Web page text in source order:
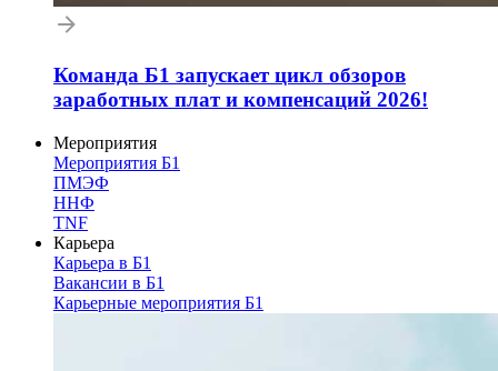
Команда Б1 запускает цикл обзоров
заработных плат и компенсаций 2026!
Мероприятия
Мероприятия Б1
ПМЭФ
ННФ
TNF
Карьера
Карьера в Б1
Вакансии в Б1
Карьерные мероприятия Б1